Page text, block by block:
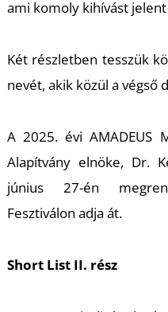
ami komoly kihívást
Két részletben tesszük
nevét, akik közül a végső
A 2025. évi AMADEUS
Alapítvány elnöke, Dr.
június 27-én
Fesztiválon adja át.
Short List II. rész